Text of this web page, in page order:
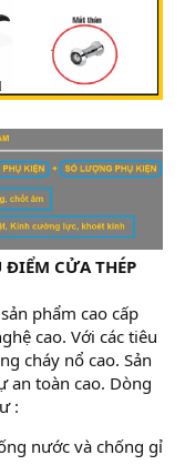
ĐIỂM CỬA THÉP
phẩm cao cấp
cao. Với các tiêu
cháy nổ cao. Sản
an toàn cao. Dòng
:
nước và chống gỉ